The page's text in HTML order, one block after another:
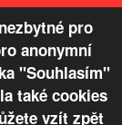
s.r.o.
pro
anonymní
"Souhlasím"
také cookies
vzít zpět